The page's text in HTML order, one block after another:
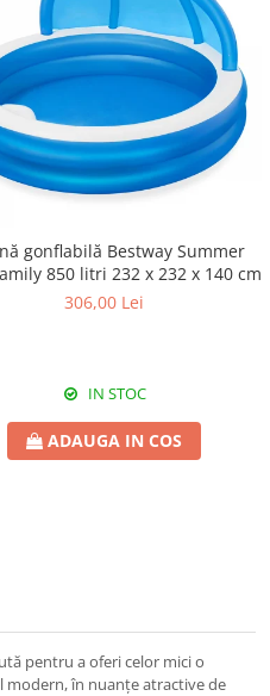
gonflabilă Bestway Summer
850 litri 232 x 232 x 140 cm
306,00 Lei
IN STOC
ADAUGA IN COS
pentru a oferi celor mici o
modern, în nuanțe atractive de